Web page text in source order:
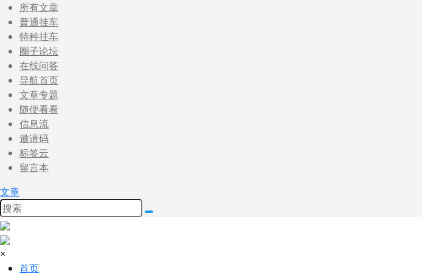
所有文章
普通挂车
特种挂车
圈子论坛
在线问答
导航首页
文章专题
随便看看
信息流
邀请码
标签云
留言本
文章
×
首页